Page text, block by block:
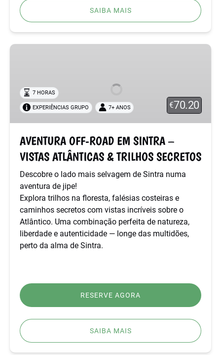
SAIBA MAIS
AVENTURA
SINTRA
VISTAS
TRILHOS
€70.20
7 HORAS
EXPERIÊNCIAS GRUPO 7+ ANOS
AVENTURA OFF-ROAD EM SINTRA –
VISTAS ATLÂNTICAS & TRILHOS SECRETOS
Descobre o lado mais selvagem de Sintra numa
aventura de jipe!
Explora trilhos na floresta, falésias costeiras e
caminhos secretos com vistas incríveis sobre o
Atlântico. Uma combinação perfeita de natureza,
liberdade e autenticidade — longe das multidões,
perto da alma de Sintra.
RESERVE AGORA
SAIBA MAIS